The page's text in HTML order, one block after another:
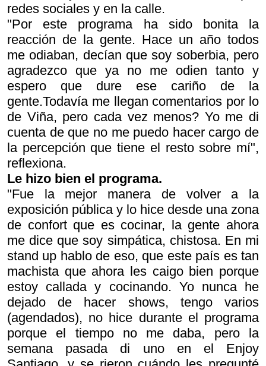
redes sociales y en la calle.
"Por este programa ha sido bonita la
reacción de la gente. Hace un año todos
me odiaban, decían que soy soberbia, pero
agradezco que ya no me odien tanto y
espero que dure ese cariño de la
gente.Todavía me llegan comentarios por lo
de Viña, pero cada vez menos? Yo me di
cuenta de que no me puedo hacer cargo de
la percepción que tiene el resto sobre mí",
reflexiona.
Le hizo bien el programa.
"Fue la mejor manera de volver a la
exposición pública y lo hice desde una zona
de confort que es cocinar, la gente ahora
me dice que soy simpática, chistosa. En mi
stand up hablo de eso, que este país es tan
machista que ahora les caigo bien porque
estoy callada y cocinando. Yo nunca he
dejado de hacer shows, tengo varios
(agendados), no hice durante el programa
porque el tiempo no me daba, pero la
semana pasada di uno en el Enjoy